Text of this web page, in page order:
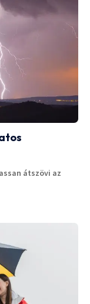
átszövi az